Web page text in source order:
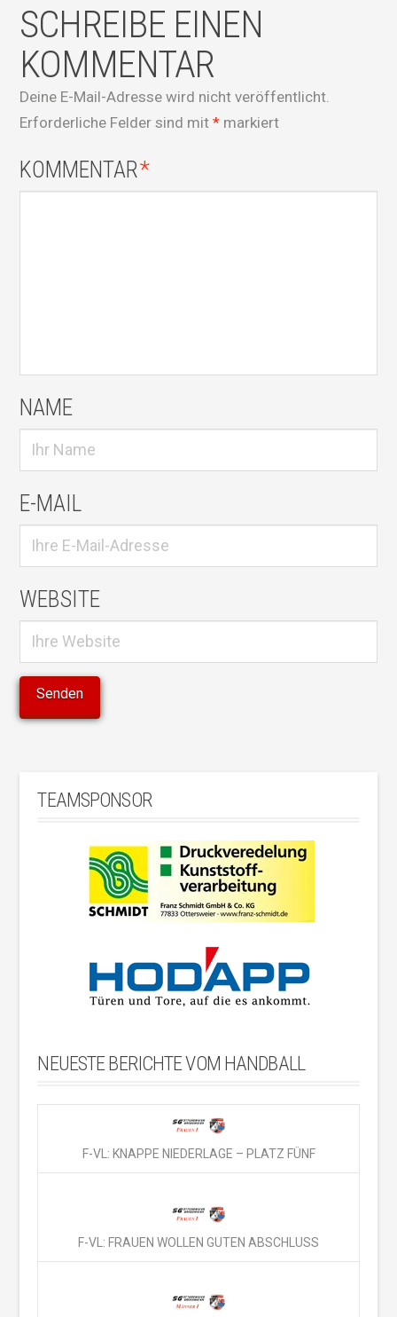
SCHREIBE EINEN
KOMMENTAR
Deine E-Mail-Adresse wird nicht veröffentlicht.
Erforderliche Felder sind mit* markiert
KOMMENTAR*
NAME
E-MAIL
WEBSITE
TEAMSPONSOR
NEUESTE BERICHTE VOM HANDBALL
F-VL: KNAPPE NIEDERLAGE – PLATZ FÜNF
F-VL: FRAUEN WOLLEN GUTEN ABSCHLUSS